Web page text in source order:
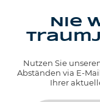
Nie
Nutzen Sie
Abständen via E-
Ihrer